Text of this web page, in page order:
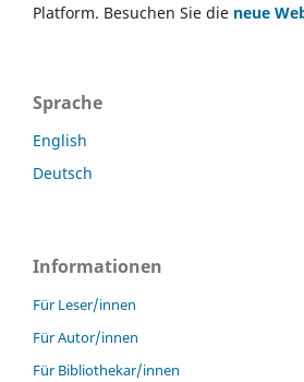
Platform. Besuchen Sie die neue
Sprache
English
Deutsch
Informationen
Für Leser/innen
Für Autor/innen
Für Bibliothekar/innen